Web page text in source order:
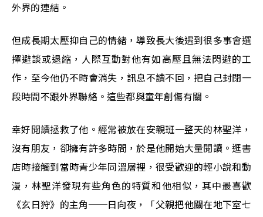
外界的連結。
但成長期太壓抑自己的情緒，導致長大後遇到很多事會選
擇避談或退縮，人際互動對他有如高壓且無法閃避的工
作，至今他仍不時會消失，訊息不讀不回，把自己封閉一
段時間不跟外界聯絡。這些都與童年創傷有關。
幸好閱讀拯救了他。經常被放在安親班一整天的林聖洋，
沒有朋友，卻擁有許多時間，於是他開始大量閱讀。逛書
店時接觸到當時青少年同溫層裡，很受歡迎的輕小說和動
漫，林聖洋發現有些角色的特質和他相似，其中最喜歡
《玄日狩》的主角──日向夜，「父親把他關在地下室七